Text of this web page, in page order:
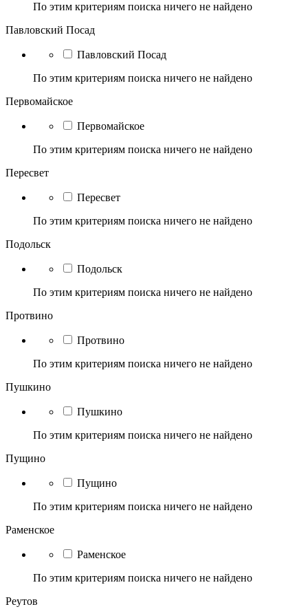
По этим критериям поиска ничего не найдено
Павловский Посад
Павловский Посад
По этим критериям поиска ничего не найдено
Первомайское
Первомайское
По этим критериям поиска ничего не найдено
Пересвет
Пересвет
По этим критериям поиска ничего не найдено
Подольск
Подольск
По этим критериям поиска ничего не найдено
Протвино
Протвино
По этим критериям поиска ничего не найдено
Пушкино
Пушкино
По этим критериям поиска ничего не найдено
Пущино
Пущино
По этим критериям поиска ничего не найдено
Раменское
Раменское
По этим критериям поиска ничего не найдено
Реутов